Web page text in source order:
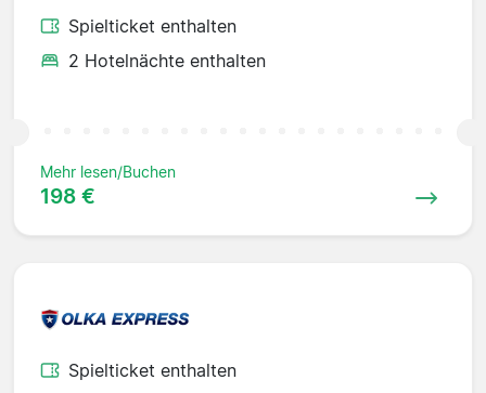
Spielticket enthalten
2 Hotelnächte enthalten
Mehr lesen/Buchen
198 €
Spielticket enthalten